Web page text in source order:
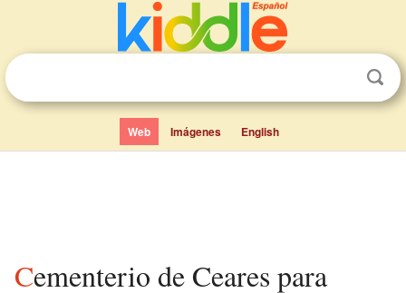
Web Imágenes English
Cementerio de Ceares para